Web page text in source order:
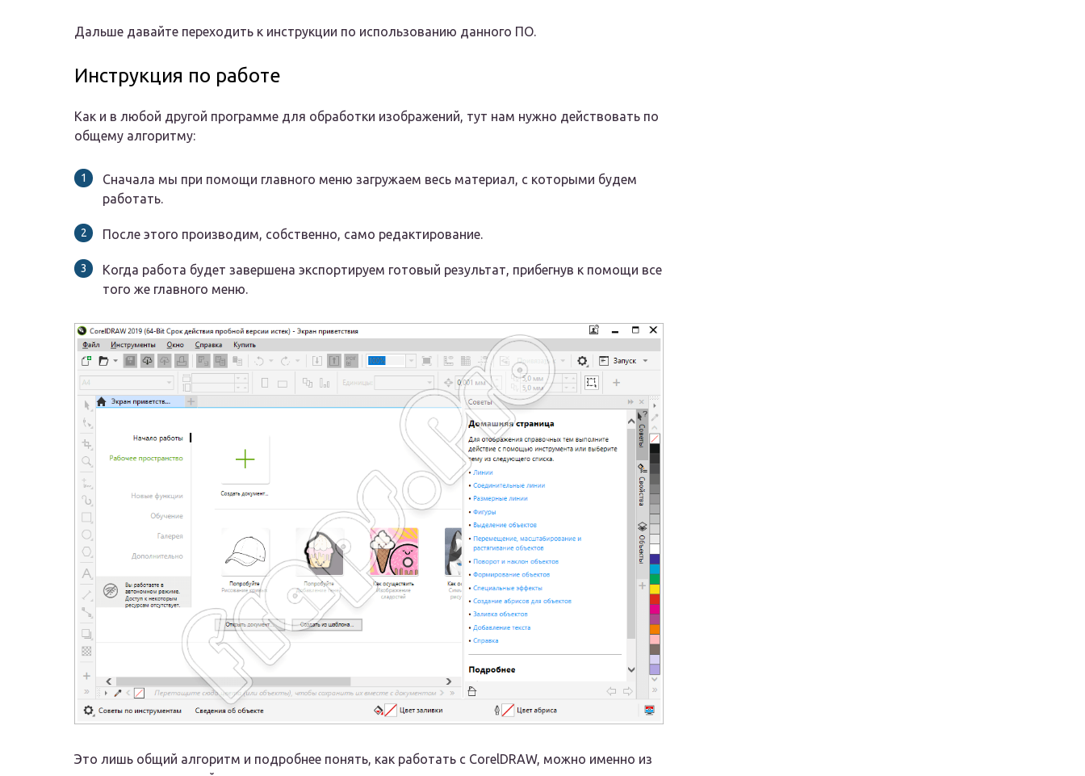
Дальше давайте переходить к инструкции по использованию данного ПО.
Инструкция по работе
Как и в любой другой программе для обработки изображений, тут нам нужно действовать по
общему алгоритму:
Сначала мы при помощи главного меню загружаем весь материал, с которыми будем
работать.
После этого производим, собственно, само редактирование.
Когда работа будет завершена экспортируем готовый результат, прибегнув к помощи все
того же главного меню.
Это лишь общий алгоритм и подробнее понять, как работать с CorelDRAW, можно именно из